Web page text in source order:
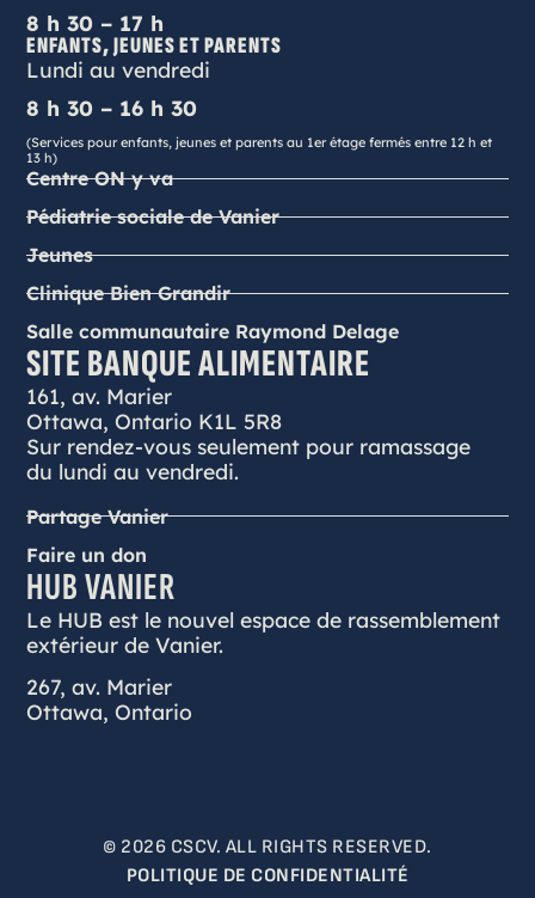
8 h 30 – 17 h
ENFANTS, JEUNES ET PARENTS
Lundi au vendredi
8 h 30 – 16 h 30
(Services pour enfants, jeunes et parents au 1er étage fermés entre 12 h et
13 h)
Centre ON y va
Pédiatrie sociale de Vanier
Jeunes
Clinique Bien Grandir
Salle communautaire Raymond Delage
SITE BANQUE ALIMENTAIRE
161, av. Marier
Ottawa, Ontario K1L 5R8
Sur rendez-vous seulement pour ramassage
du lundi au vendredi.
Partage Vanier
Faire un don
HUB VANIER
Le HUB est le nouvel espace de rassemblement
extérieur de Vanier.
267, av. Marier
Ottawa, Ontario
© 2026 CSCV. ALL RIGHTS RESERVED.
POLITIQUE DE CONFIDENTIALITÉ